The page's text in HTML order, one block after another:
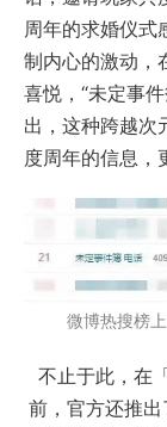
周年的求婚仪式
制内心的激动，
喜悦，“未定事
出，这种跨越次
度周年的信息，
微博热搜榜
不止于此，在
前，官方还推